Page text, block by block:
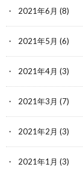
2021年6月 (8)
2021年5月 (6)
2021年4月 (3)
2021年3月 (7)
2021年2月 (3)
2021年1月 (3)